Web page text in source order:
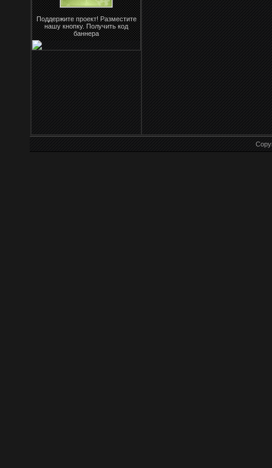
Поддержите проект! Разместите
нашу кнопку. Получить код
баннера